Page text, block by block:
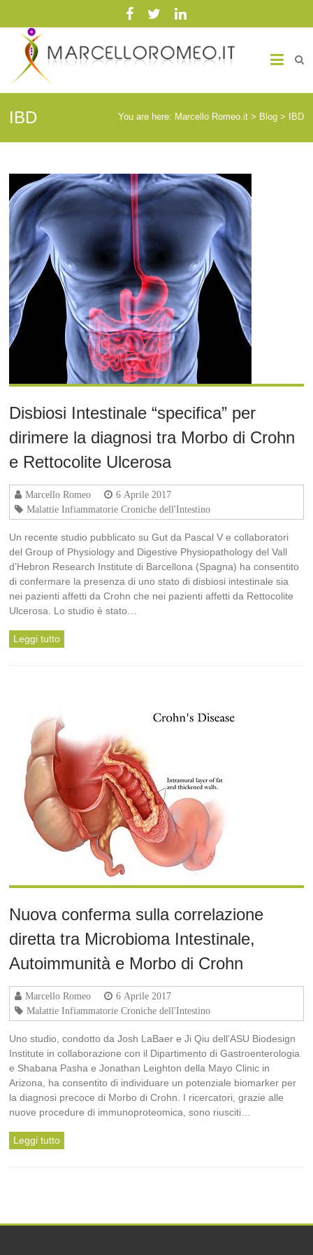
Marcello Romeo.it
Medicina Biointegrata
IBD You are here: Marcello Romeo.it> Blog> IBD
Disbiosi Intestinale “specifica” per
dirimere la diagnosi tra Morbo di Crohn
e Rettocolite Ulcerosa
Marcello Romeo
6 Aprile 2017
Malattie Infiammatorie Croniche dell'Intestino
Un recente studio pubblicato su Gut da Pascal V e collaboratori
del Group of Physiology and Digestive Physiopathology del Vall
d’Hebron Research Institute di Barcellona (Spagna) ha consentito
di confermare la presenza di uno stato di disbiosi intestinale sia
nei pazienti affetti da Crohn che nei pazienti affetti da Rettocolite
Ulcerosa. Lo studio è stato…
Leggi tutto
Nuova conferma sulla correlazione
diretta tra Microbioma Intestinale,
Autoimmunità e Morbo di Crohn
Marcello Romeo
6 Aprile 2017
Malattie Infiammatorie Croniche dell'Intestino
Uno studio, condotto da Josh LaBaer e Ji Qiu dell’ASU Biodesign
Institute in collaborazione con il Dipartimento di Gastroenterologia
e Shabana Pasha e Jonathan Leighton della Mayo Clinic in
Arizona, ha consentito di individuare un potenziale biomarker per
la diagnosi precoce di Morbo di Crohn. I ricercatori, grazie alle
nuove procedure di immunoproteomica, sono riusciti…
Leggi tutto